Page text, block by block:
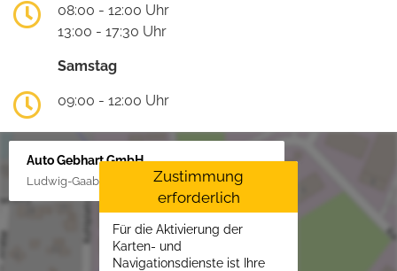
08:00 - 12:00 Uhr
13:00 - 17:30 Uhr
Samstag
09:00 - 12:00 Uhr
Auto Gebhart GmbH
Ludwig-Gaab-Str. 4, 88427 Bad Schussenried
Zustimmung
erforderlich
Für die Aktivierung der
Karten- und
Navigationsdienste ist Ihre